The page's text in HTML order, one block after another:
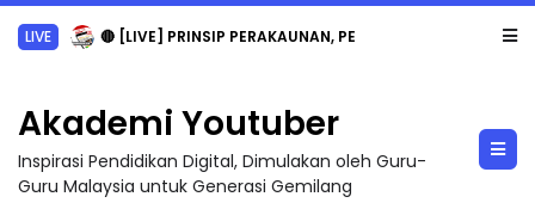
LIVE 🔴 [LIVE] PRINSIP PERAKAUNAN, PECUT SKOR SOALAN 1 TRIAL OLEH CIKGU WAN...
Akademi Youtuber
Inspirasi Pendidikan Digital, Dimulakan oleh Guru-
Guru Malaysia untuk Generasi Gemilang